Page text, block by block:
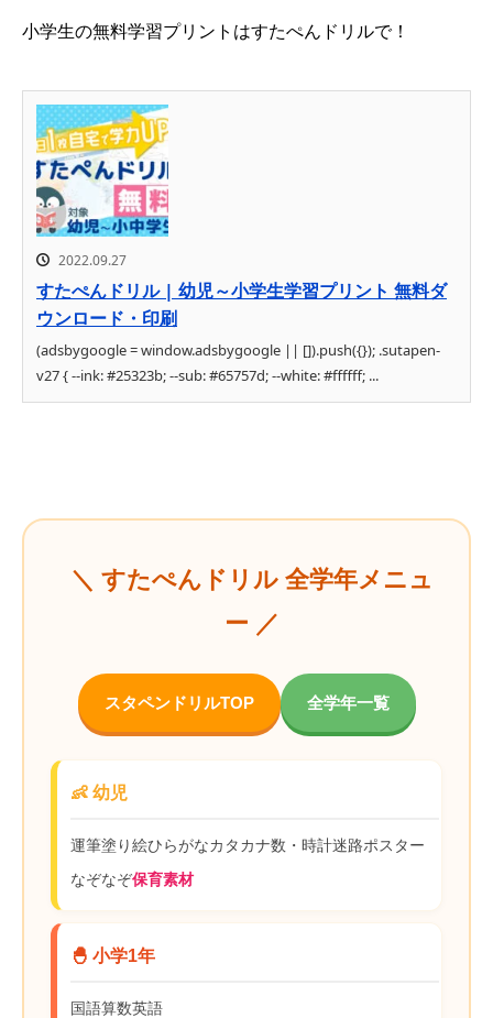
小学生の無料学習プリントはすたぺんドリルで！
2022.09.27
すたぺんドリル | 幼児～小学生学習プリント 無料ダ
ウンロード・印刷
(adsbygoogle = window.adsbygoogle || []).push({}); .sutapen-
v27 { --ink: #25323b; --sub: #65757d; --white: #ffffff; ...
＼ すたぺんドリル 全学年メニュ
ー ／
スタペンドリルTOP 全学年一覧
👶 幼児
運筆塗り絵ひらがなカタカナ数・時計迷路ポスター
なぞなぞ保育素材
🐣 小学1年
国語算数英語